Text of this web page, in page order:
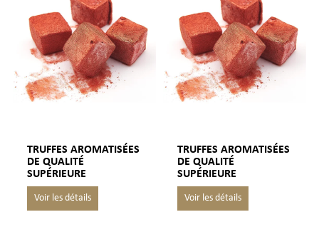
TRUFFES AROMATISÉES
DE QUALITÉ
SUPÉRIEURE
TRUFFES AROMATISÉES
DE QUALITÉ
SUPÉRIEURE